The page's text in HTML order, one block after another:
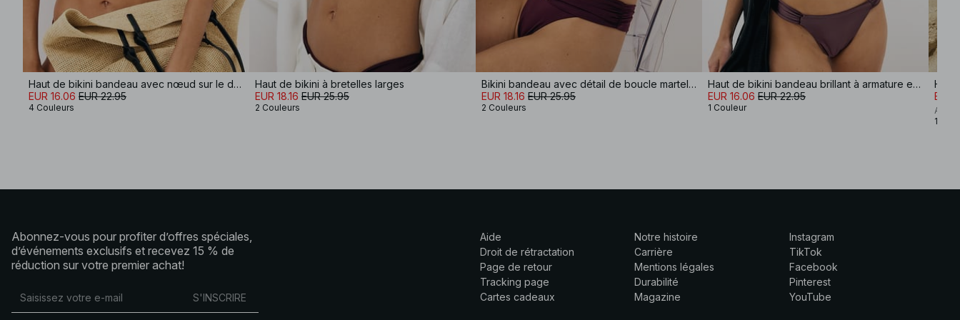
Haut de bikini bandeau avec nœud sur le devant
EUR 16.06 EUR 22.95
4 Couleurs
Haut de bikini à bretelles larges
EUR 18.16 EUR 25.95
2 Couleurs
Bikini bandeau avec détail de boucle martelée
EUR 18.16 EUR 25.95
2 Couleurs
Haut de bikini bandeau brillant à armature en V
EUR 16.06 EUR 22.95
1 Couleur
Haut
EUR
1
Abonnez-vous pour profiter d’offres spéciales,
d’événements exclusifs et recevez 15 % de
réduction sur votre premier achat!
S'INSCRIRE
Aide
Droit de rétractation
Page de retour
Tracking page
Cartes cadeaux
Notre histoire
Carrière
Mentions légales
Durabilité
Magazine
Instagram
TikTok
Facebook
Pinterest
YouTube